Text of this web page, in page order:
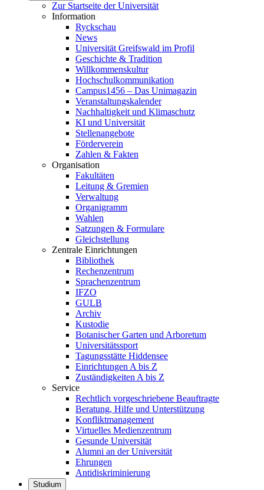
Zur Startseite der Universität
Information
Ryckschau
News
Universität Greifswald im Profil
Geschichte & Tradition
Willkommenskultur
Hochschulkommunikation
Campus1456 – Das Unimagazin
Veranstaltungskalender
Nachhaltigkeit und Klimaschutz
KI und Universität
Stellenangebote
Förderverein
Zahlen & Fakten
Organisation
Fakultäten
Leitung & Gremien
Verwaltung
Organigramm
Wahlen
Satzungen & Formulare
Gleichstellung
Zentrale Einrichtungen
Bibliothek
Rechenzentrum
Sprachenzentrum
IFZO
GULB
Archiv
Kustodie
Botanischer Garten und Arboretum
Universitätssport
Tagungsstätte Hiddensee
Einrichtungen A bis Z
Zuständigkeiten A bis Z
Service
Rechtlich vorgeschriebene Beauftragte
Beratung, Hilfe und Unterstützung
Konfliktmanagement
Virtuelles Medienzentrum
Gesunde Universität
Alumni an der Universität
Ehrungen
Antidiskriminierung
Studium